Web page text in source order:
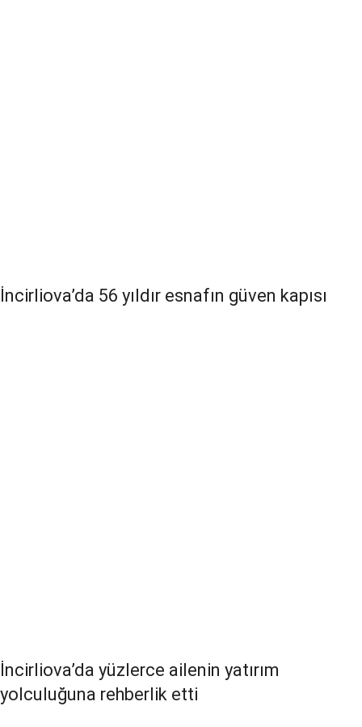
İncirliova’da 56 yıldır esnafın güven kapısı
İncirliova’da yüzlerce ailenin yatırım
yolculuğuna rehberlik etti